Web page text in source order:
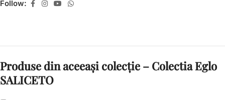
Follow:
Produse din aceeași colecție – Colectia Eglo
SALICETO